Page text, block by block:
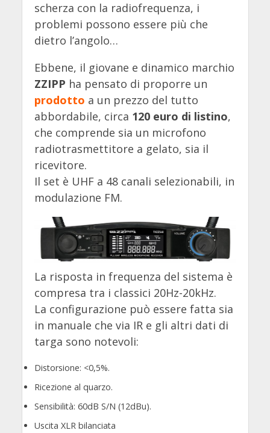
scherza con la radiofrequenza, i
problemi possono essere più che
dietro l’angolo…
Ebbene, il giovane e dinamico marchio
ZZIPP ha pensato di proporre un
prodotto a un prezzo del tutto
abbordabile, circa 120 euro di listino,
che comprende sia un microfono
radiotrasmettitore a gelato, sia il
ricevitore.
Il set è UHF a 48 canali selezionabili, in
modulazione FM.
La risposta in frequenza del sistema è
compresa tra i classici 20Hz-20kHz.
La configurazione può essere fatta sia
in manuale che via IR e gli altri dati di
targa sono notevoli:
Distorsione: <0,5%.
Ricezione al quarzo.
Sensibilità: 60dB S/N (12dBu).
Uscita XLR bilanciata